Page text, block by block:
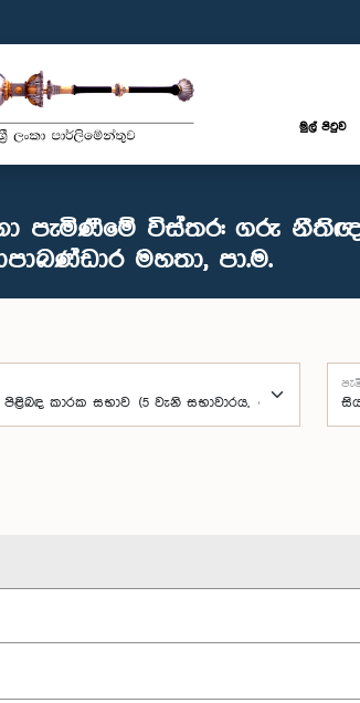
මුල් පිටුව
පැමිණීමේ විස්තර: ගරු
මහතා, පා.ම.